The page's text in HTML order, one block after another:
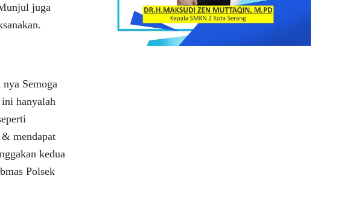
juga
Semoga
hanyalah
mendapat
kedua
Polsek